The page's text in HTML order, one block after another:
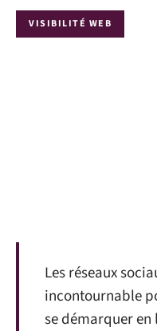
VISIBILITÉ WEB
Les réseaux
incontournable
se démarquer en